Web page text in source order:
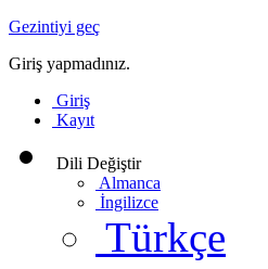
Gezintiyi geç
Giriş yapmadınız.
Giriş
Kayıt
Dili Değiştir
Almanca
İngilizce
Türkçe